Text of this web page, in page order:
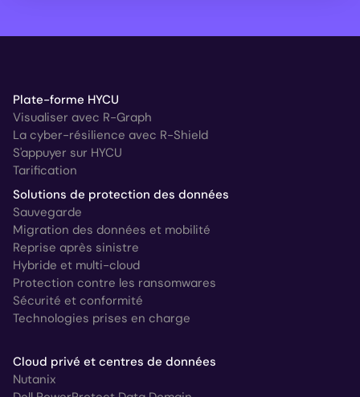
Plate-forme HYCU
Visualiser avec R-Graph
La cyber-résilience avec R-Shield
S'appuyer sur HYCU
Tarification
Solutions de protection des données
Sauvegarde
Migration des données et mobilité
Reprise après sinistre
Hybride et multi-cloud
Protection contre les ransomwares
Sécurité et conformité
Technologies prises en charge
Cloud privé et centres de données
Nutanix